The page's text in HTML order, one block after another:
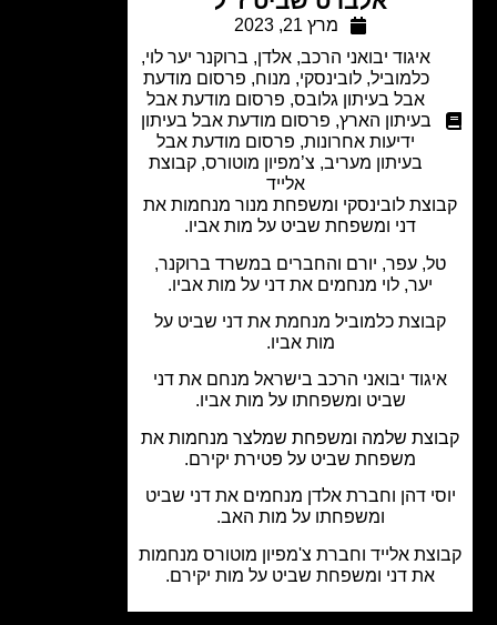
מרץ 21, 2023
איגוד יבואני הרכב,אלדן,ברוקנר יער לוי,
כלמוביל,לובינסקי,מנוח,פרסום מודעת
אבל בעיתון גלובס, פרסום מודעת אבל
בעיתון הארץ,פרסום מודעת אבל בעיתון
ידיעות אחרונות,פרסום מודעת אבל
בעיתון מעריב, צ’מפיון מוטורס ,קבוצת
לובינסקי ומשפחת מנור מנחמות את
דני ומשפחת שביט על מות אביו.
עפר, יורם והחברים במשרד ברוקנר,
יער, לוי מנחמים את דני על מות אביו.
כלמוביל מנחמת את דני שביט על
מות אביו.
יבואני הרכב בישראל מנחם את דני
שביט ומשפחתו על מות אביו.
שלמה ומשפחת שמלצר מנחמות את
משפחת שביט על פטירת יקירם.
דהן וחברת אלדן מנחמים את דני שביט
ומשפחתו על מות האב.
אלייד וחברת צ'מפיון מוטורס מנחמות
את דני ומשפחת שביט על מות יקירם.